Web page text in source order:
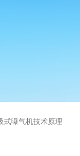
式曝气机技术原理